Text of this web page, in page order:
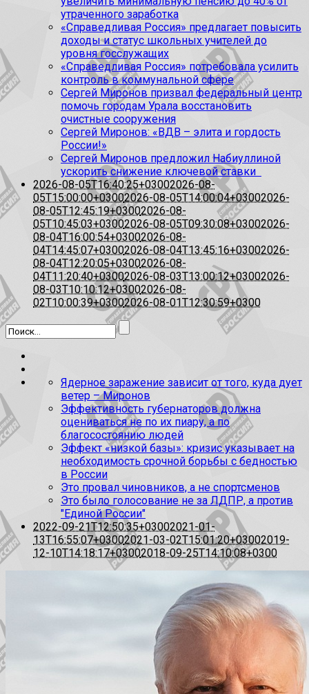
утраченного заработка
«Справедливая Россия» предлагает повысить
доходы и статус школьных учителей до
уровня госслужащих
«Справедливая Россия» потребовала усилить
контроль в коммунальной сфере
Сергей Миронов призвал федеральный центр
помочь городам Урала восстановить
очистные сооружения
Сергей Миронов: «ВДВ – элита и гордость
России!»
Сергей Миронов предложил Набиуллиной
ускорить снижение ключевой ставки
2026-08-05T16:40:25+03002026-08-
05T15:00:00+03002026-08-05T14:00:04+03002026-
08-05T12:45:19+03002026-08-
05T10:45:03+03002026-08-05T09:30:08+03002026-
08-04T16:00:54+03002026-08-
04T14:45:07+03002026-08-04T13:45:16+03002026-
08-04T12:20:05+03002026-08-
04T11:20:40+03002026-08-03T13:00:12+03002026-
08-03T10:10:12+03002026-08-
02T10:00:39+03002026-08-01T12:30:59+0300
Ядерное заражение зависит от того, куда дует
ветер – Миронов
Эффективность губернаторов должна
оцениваться не по их пиару, а по
благосостоянию людей
Эффект «низкой базы»: кризис указывает на
необходимость срочной борьбы с бедностью
в России
Это провал чиновников, а не спортсменов
Это было голосование не за ЛДПР, а против
"Единой России"
2022-09-21T12:50:35+03002021-01-
13T16:55:07+03002021-03-02T15:01:20+03002019-
12-10T14:18:17+03002018-09-25T14:10:08+0300